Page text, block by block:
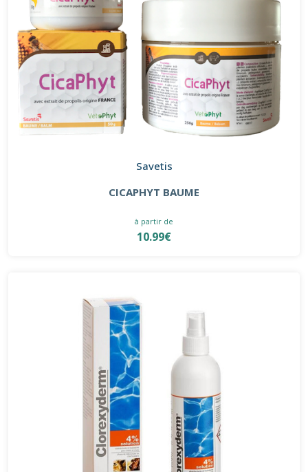
Savetis
CICAPHYT BAUME
à partir de
10.99€